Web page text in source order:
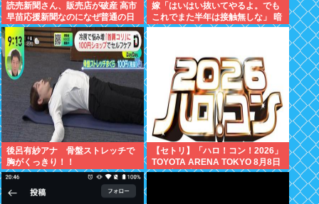
読売新聞さん、販売店が破産 高市
早苗応援新聞なのになぜ普通の日
本人は買い支えないの？
嫁「はいはい抜いてやるよ。でも
これでまた半年は接触無しな」 暗
黙のこれツラ過ぎるだろ
後呂有紗アナ 骨盤ストレッチで
胸がくっきり！！
【セトリ】「ハロ！コン！2026」
TOYOTA ARENA TOKYO 8月8日
昼・夜公演セットリス